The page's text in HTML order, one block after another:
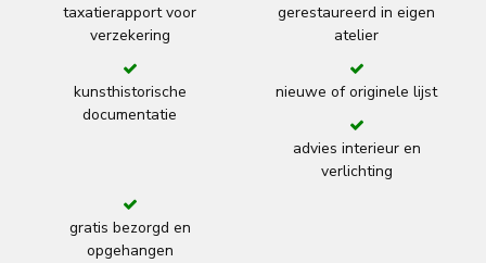
taxatierapport voor
verzekering
gerestaureerd in eigen
atelier
kunsthistorische
documentatie
nieuwe of originele lijst
advies interieur en
verlichting
gratis bezorgd en
opgehangen